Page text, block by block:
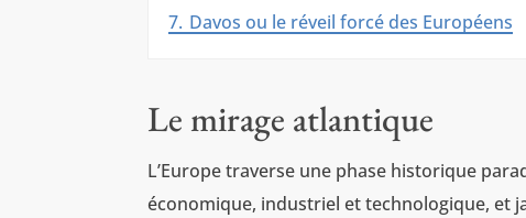
7. Davos ou le réveil forcé des Européens
Le mirage atlantique
L’Europe traverse une phase historique
économique, industriel et technologique, et